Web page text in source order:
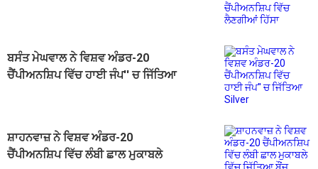
ਬਸੰਤ ਮੇਘਵਾਲ ਨੇ ਵਿਸ਼ਵ ਅੰਡਰ-20
ਚੈਂਪੀਅਨਸ਼ਿਪ ਵਿੱਚ ਹਾਈ ਜੰਪ'' ਚ ਜਿੱਤਿਆ
ਸ਼ਾਹਨਵਾਜ਼ ਨੇ ਵਿਸ਼ਵ ਅੰਡਰ-20
ਚੈਂਪੀਅਨਸ਼ਿਪ ਵਿੱਚ ਲੰਬੀ ਛਾਲ ਮੁਕਾਬਲੇ